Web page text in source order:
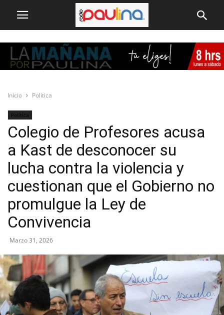
Inicio Política
Política
Colegio de Profesores acusa
a Kast de desconocer su
lucha contra la violencia y
cuestionan que el Gobierno no
promulgue la Ley de
Convivencia
Marzo 31, 2026